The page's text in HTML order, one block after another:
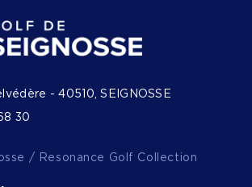
- 40510, SEIGNOSSE
30
/ Resonance Golf Collection